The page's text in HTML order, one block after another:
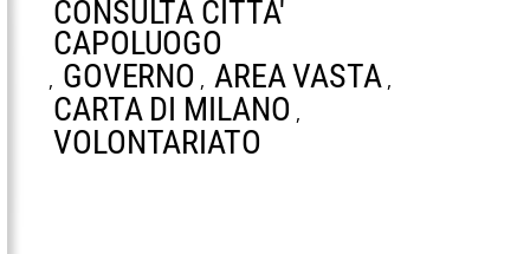
CONSULTA CITTA'
CAPOLUOGO
, GOVERNO , AREA VASTA ,
CARTA DI MILANO ,
VOLONTARIATO